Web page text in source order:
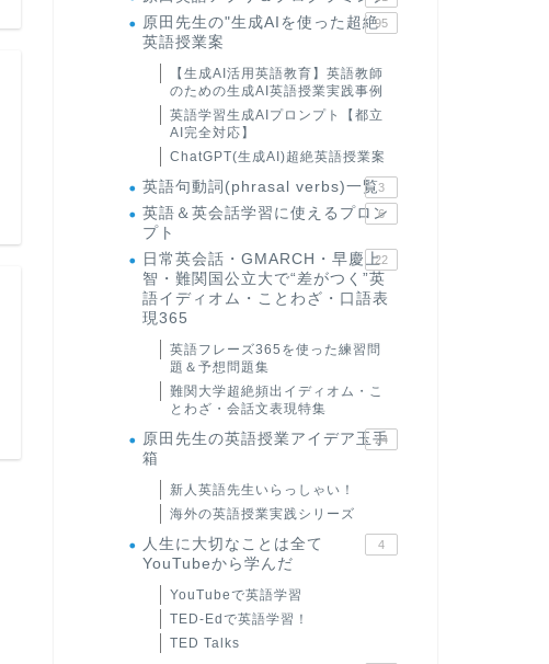
原田先生の"生成AIを使った超絶
英語授業案
95
【生成AI活用英語教育】英語教師
のための生成AI英語授業実践事例
英語学習生成AIプロンプト【都立
AI完全対応】
ChatGPT(生成AI)超絶英語授業案
英語句動詞(phrasal verbs)一覧3
英語＆英会話学習に使えるプロン
プト
6
日常英会話・GMARCH・早慶上
智・難関国公立大で“差がつく”英
語イディオム・ことわざ・口語表
現365
22
英語フレーズ365を使った練習問
題＆予想問題集
難関大学超絶頻出イディオム・こ
とわざ・会話文表現特集
原田先生の英語授業アイデア玉手
箱
24
新人英語先生いらっしゃい！
海外の英語授業実践シリーズ
人生に大切なことは全て
YouTubeから学んだ
4
YouTubeで英語学習
TED-Edで英語学習！
TED Talks